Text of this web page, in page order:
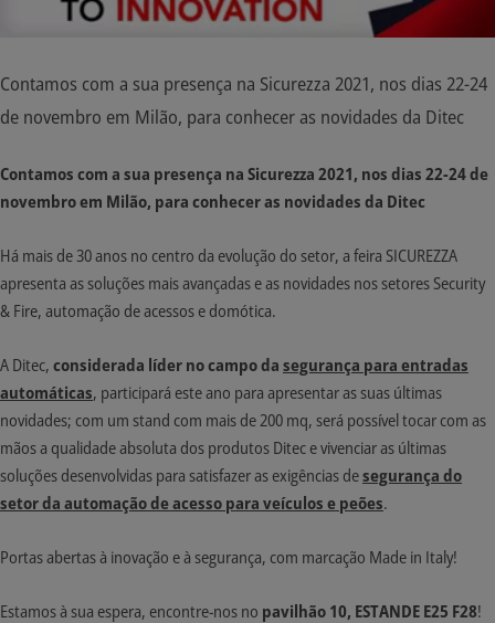
Contamos com a sua presença na Sicurezza 2021, nos dias 22-24
de novembro em Milão, para conhecer as novidades da Ditec
Contamos com a sua presença na Sicurezza 2021, nos dias 22-24 de
novembro em Milão, para conhecer as novidades da Ditec
Há mais de 30 anos no centro da evolução do setor, a feira SICUREZZA
apresenta as soluções mais avançadas e as novidades nos setores Security
& Fire, automação de acessos e domótica.
A Ditec, considerada líder no campo da segurança para entradas
automáticas, participará este ano para apresentar as suas últimas
novidades; com um stand com mais de 200 mq, será possível tocar com as
mãos a qualidade absoluta dos produtos Ditec e vivenciar as últimas
soluções desenvolvidas para satisfazer as exigências desegurança do
setor da automação de acesso para veículos e peões.
Portas abertas à inovação e à segurança, com marcação Made in Italy!
Estamos à sua espera, encontre-nos no pavilhão 10, ESTANDE E25 F28!